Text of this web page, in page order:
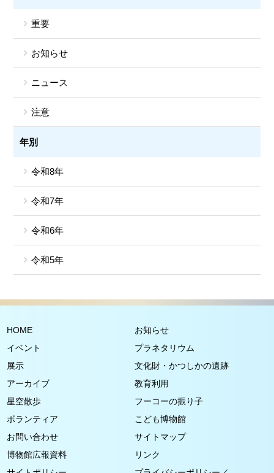
重要
お知らせ
ニュース
注意
年別
令和8年
令和7年
令和6年
令和5年
HOME
お知らせ
イベント
プラネタリウム
展示
文化財・かつしかの遺跡
アーカイブ
教育利用
星空散歩
フーコーの振り子
ボランティア
こども博物館
お問い合わせ
サイトマップ
博物館広報資料
リンク